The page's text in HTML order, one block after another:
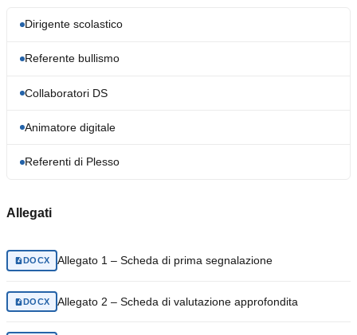
Dirigente scolastico
Referente bullismo
Collaboratori DS
Animatore digitale
Referenti di Plesso
Allegati
DOCX Allegato 1 – Scheda di prima segnalazione
DOCX Allegato 2 – Scheda di valutazione approfondita